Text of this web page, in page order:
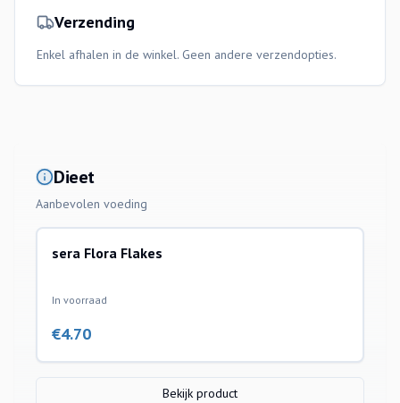
Verzending
Enkel afhalen in de winkel. Geen andere verzendopties.
Dieet
Aanbevolen voeding
sera Flora Flakes
In voorraad
€4.70
Bekijk product